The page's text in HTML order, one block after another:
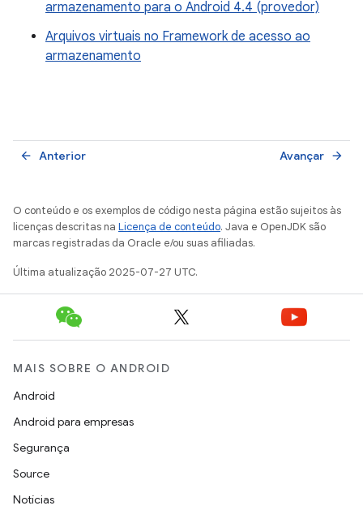
armazenamento para o Android 4.4 (provedor)
Arquivos virtuais no Framework de acesso ao
armazenamento
Anterior
arrow_back Avançar arrow_forward
O conteúdo e os exemplos de código nesta página estão sujeitos às
licenças descritas na Licença de conteúdo. Java e OpenJDK são
marcas registradas da Oracle e/ou suas afiliadas.
Última atualização 2025-07-27 UTC.
MAIS SOBRE O ANDROID
Android
Android para empresas
Segurança
Source
Notícias